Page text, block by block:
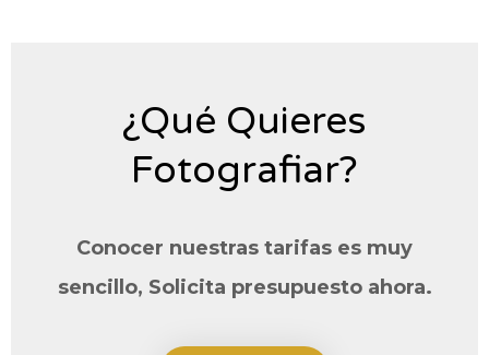
¿Qué Quieres
Fotografiar?
Conocer nuestras tarifas es muy
sencillo, Solicita presupuesto ahora.